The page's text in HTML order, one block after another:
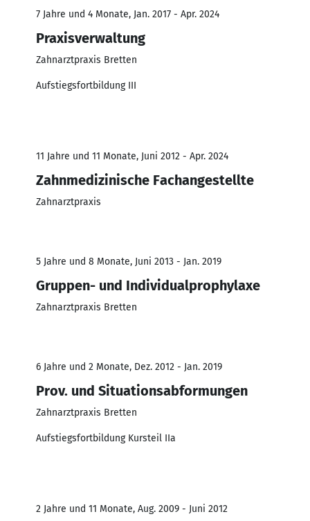
7 Jahre und 4 Monate, Jan. 2017 - Apr. 2024
Praxisverwaltung
Zahnarztpraxis Bretten
Aufstiegsfortbildung III
11 Jahre und 11 Monate, Juni 2012 - Apr. 2024
Zahnmedizinische Fachangestellte
Zahnarztpraxis
5 Jahre und 8 Monate, Juni 2013 - Jan. 2019
Gruppen- und Individualprophylaxe
Zahnarztpraxis Bretten
6 Jahre und 2 Monate, Dez. 2012 - Jan. 2019
Prov. und Situationsabformungen
Zahnarztpraxis Bretten
Aufstiegsfortbildung Kursteil IIa
2 Jahre und 11 Monate, Aug. 2009 - Juni 2012